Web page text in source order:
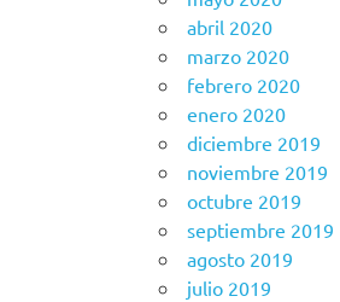
abril 2020
marzo 2020
febrero 2020
enero 2020
diciembre 2019
noviembre 2019
octubre 2019
septiembre 2019
agosto 2019
julio 2019